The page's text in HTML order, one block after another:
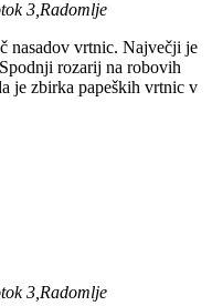
3,Radomlje
nasadov vrtnic. Največji je
rozarij na robovih
je zbirka papeških vrtnic v
3,Radomlje